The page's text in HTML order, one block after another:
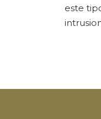
este